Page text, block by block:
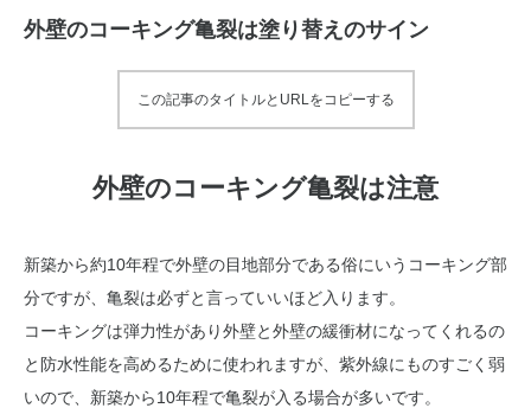
外壁のコーキング亀裂は塗り替えのサイン
この記事のタイトルとURLをコピーする
外壁のコーキング亀裂は注意
新築から約10年程で外壁の目地部分である俗にいうコーキング部
分ですが、亀裂は必ずと言っていいほど入ります。
コーキングは弾力性があり外壁と外壁の緩衝材になってくれるの
と防水性能を高めるために使われますが、紫外線にものすごく弱
いので、新築から10年程で亀裂が入る場合が多いです。